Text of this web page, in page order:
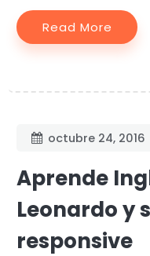
Read More
octubre 24, 2016
Aprende
Leonardo y
responsive